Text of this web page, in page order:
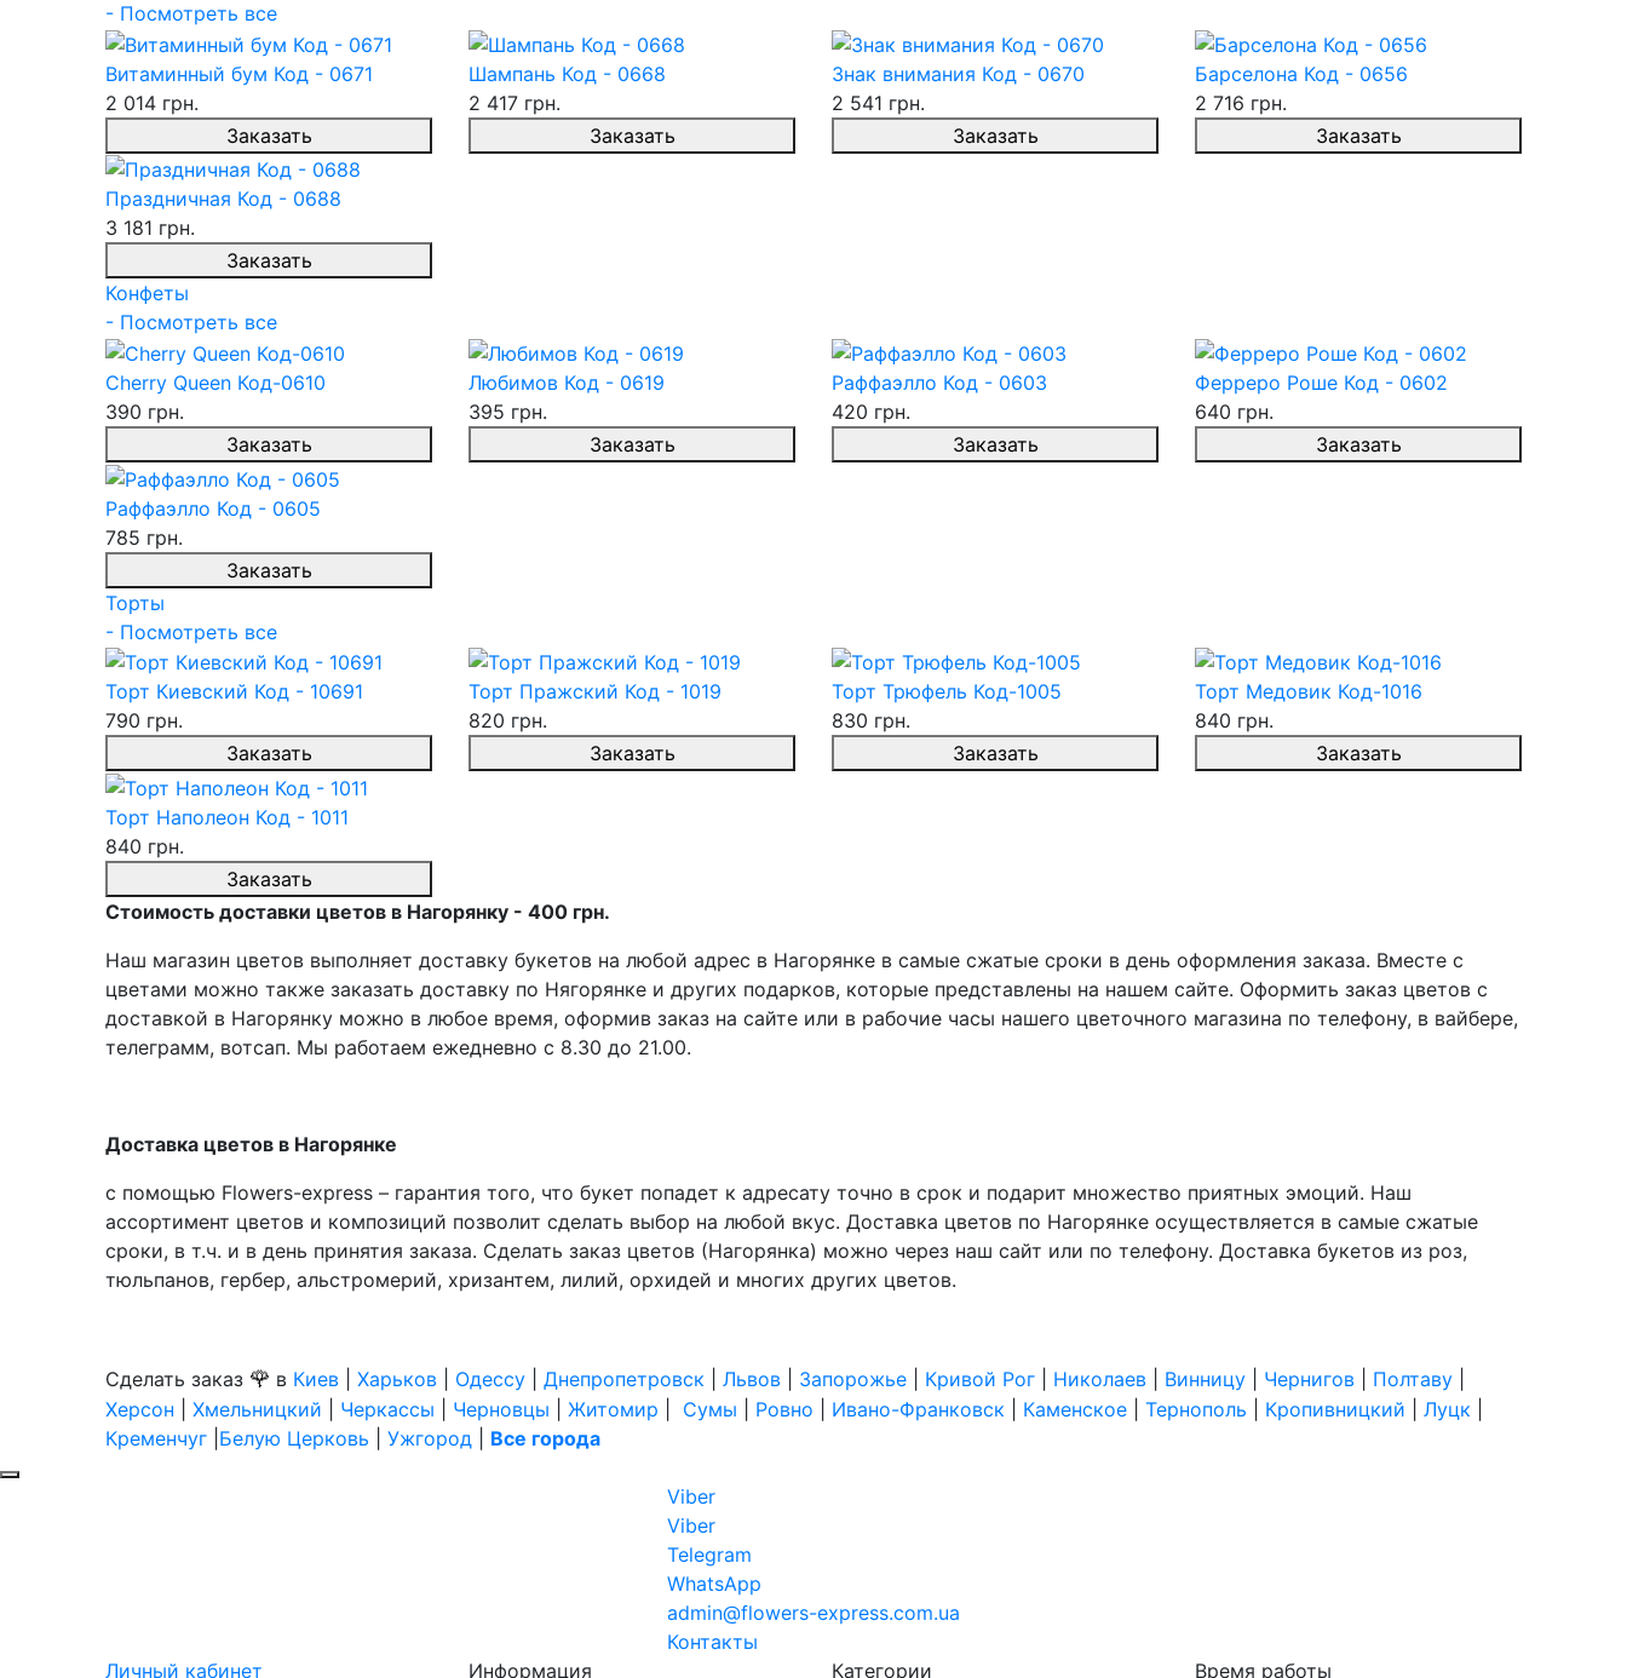
- Посмотреть все
Витаминный бум Код - 0671
2 014 грн.
Заказать
Шампань Код - 0668
2 417 грн.
Заказать
Знак внимания Код - 0670
2 541 грн.
Заказать
Барселона Код - 0656
2 716 грн.
Заказать
Праздничная Код - 0688
3 181 грн.
Заказать
Конфеты
- Посмотреть все
Cherry Queen Код-0610
390 грн.
Заказать
Любимов Код - 0619
395 грн.
Заказать
Раффаэлло Код - 0603
420 грн.
Заказать
Ферреро Роше Код - 0602
640 грн.
Заказать
Раффаэлло Код - 0605
785 грн.
Заказать
Торты
- Посмотреть все
Торт Киевский Код - 10691
790 грн.
Заказать
Торт Пражский Код - 1019
820 грн.
Заказать
Торт Трюфель Код-1005
830 грн.
Заказать
Торт Медовик Код-1016
840 грн.
Заказать
Торт Наполеон Код - 1011
840 грн.
Заказать
Стоимость доставки цветов в Нагорянку - 400 грн.
Наш магазин цветов выполняет доставку букетов на любой адрес в Нагорянке в самые сжатые сроки в день оформления заказа. Вместе с
цветами можно также заказать доставку по Нягорянке и других подарков, которые представлены на нашем сайте. Оформить заказ цветов с
доставкой в Нагорянку можно в любое время, оформив заказ на сайте или в рабочие часы нашего цветочного магазина по телефону, в вайбере,
телеграмм, вотсап. Мы работаем ежедневно с 8.30 до 21.00.
Доставка цветов в Нагорянке
с помощью Flowers-express – гарантия того, что букет попадет к адресату точно в срок и подарит множество приятных эмоций. Наш
ассортимент цветов и композиций позволит сделать выбор на любой вкус. Доставка цветов по Нагорянке осуществляется в самые сжатые
сроки, в т.ч. и в день принятия заказа. Сделать заказ цветов (Нагорянка) можно через наш сайт или по телефону. Доставка букетов из роз,
тюльпанов, гербер, альстромерий, хризантем, лилий, орхидей и многих других цветов.
Сделать заказ 🌹 в Киев Харьков Одессу Днепропетровск Львов Запорожье Кривой Рог Николаев Винницу Чернигов Полтаву
Херсон
Хмельницкий Черкассы Черновцы Житомир Сумы Ровно Ивано-Франковск Каменское Тернополь Кропивницкий Луцк
Кременчуг Белую Церковь Ужгород Все города
Viber
Viber
Telegram
WhatsApp
admin@flowers-express.com.ua
Контакты
Личный кабинет
Информация Категории Время работы